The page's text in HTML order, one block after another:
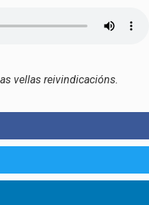
vellas reivindicacións.